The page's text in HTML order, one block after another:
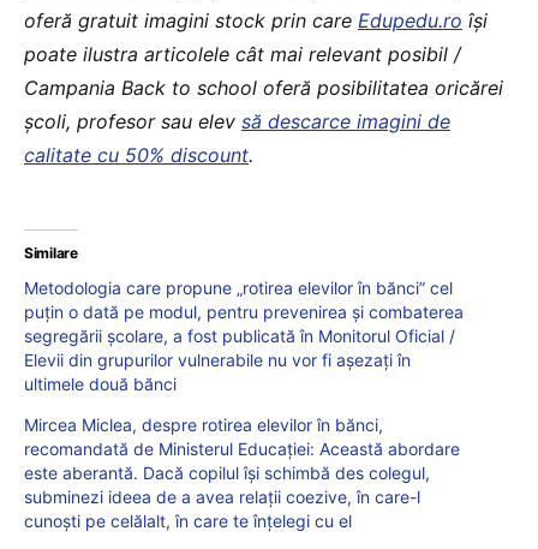
oferă gratuit imagini stock prin care Edupedu.ro îşi
poate ilustra articolele cât mai relevant posibil /
Campania Back to school oferă posibilitatea oricărei
școli, profesor sau elev să descarce imagini de
calitate cu 50% discount.
Similare
Metodologia care propune „rotirea elevilor în bănci” cel
puțin o dată pe modul, pentru prevenirea şi combaterea
segregării şcolare, a fost publicată în Monitorul Oficial /
Elevii din grupurilor vulnerabile nu vor fi așezați în
ultimele două bănci
Mircea Miclea, despre rotirea elevilor în bănci,
recomandată de Ministerul Educației: Această abordare
este aberantă. Dacă copilul își schimbă des colegul,
subminezi ideea de a avea relații coezive, în care-l
cunoști pe celălalt, în care te înțelegi cu el